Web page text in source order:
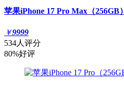
苹果iPhone 17 Pro Max（256GB）
￥9999
534人评分
80%好评